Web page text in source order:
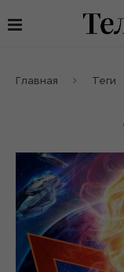
Главная Теги